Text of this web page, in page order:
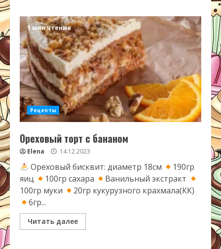
1 мин чтения
Рецепты
Ореховый торт с бананом
Elena 14.12.2023
Ореховый бисквит: диаметр 18см
190гр
яиц
100гр сахара
Ванильный экстракт
100гр муки
20гр кукурузного крахмала(КК)
6гр...
Читать далее